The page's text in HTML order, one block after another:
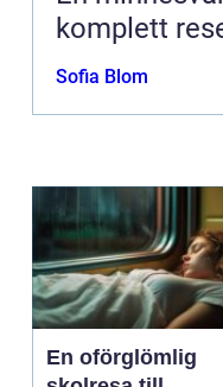
komplett
Sofia Blom
En oförglömlig